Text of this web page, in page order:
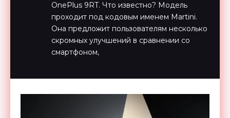
OnePlus 9RT. Что известно? Модель
проходит под кодовым именем Martini.
Она предложит пользователям несколько
скромных улучшений в сравнении со
смартфоном,